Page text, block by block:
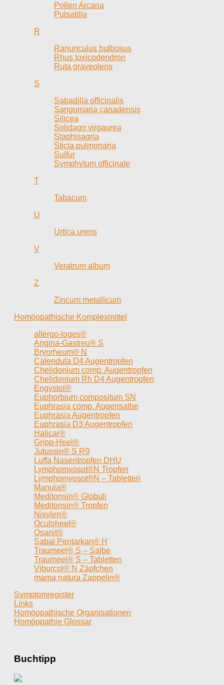
Pollen Arcana
Pulsatilla
R
Ranunculus bulbosus
Rhus toxicodendron
Ruta graveolens
S
Sabadilla officinalis
Sanguinaria canadensis
Silicea
Solidago virgaurea
Staphisagria
Sticta pulmonaria
Sulfur
Symphytum officinale
T
Tabacum
U
Urtica urens
V
Veratrum album
Z
Zincum metallicum
Homöopathische Komplexmittel
allergo-loges®
Angina-Gastreu® S
Bryorheum® N
Calendula D4 Augentropfen
Chelidonium comp. Augentropfen
Chelidonium Rh D4 Augentropfen
Engystol®
Euphorbium compositum SN
Euphrasia comp. Augensalbe
Euphrasia Augentropfen
Euphrasia D3 Augentropfen
Halicar®
Gripp-Heel®
Jutussin® S R9
Luffa Nasentropfen DHU
Lymphomyosot®N Tropfen
Lymphomyosot®N – Tabletten
Manuia®
Meditonsin® Globuli
Meditonsin® Tropfen
Nisylen®
Oculoheel®
Osanit®
Sabal Pentarkan® H
Traumeel® S – Salbe
Traumeel® S – Tabletten
Viburcol® N Zäpfchen
mama natura Zappelin®
Symptomregister
Links
Homöopathische Organisationen
Homöopathie Glossar
Buchtipp